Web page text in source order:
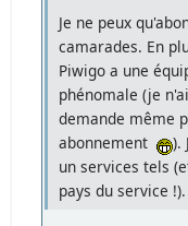
Je ne peux
camarades. En
Piwigo a une
phénomale (je
demande même
abonnement
).
un services tels
pays du service !).